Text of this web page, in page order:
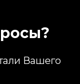
Вашего